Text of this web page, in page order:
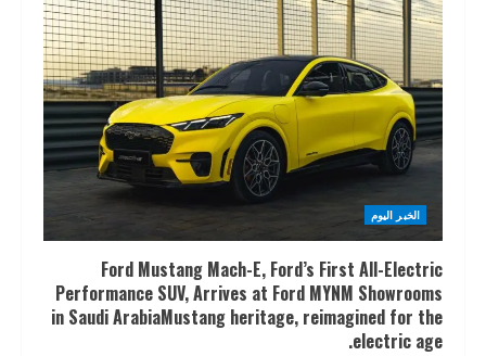
الخبر اليوم
Ford Mustang Mach-E, Ford’s First All-Electric
Performance SUV, Arrives at Ford MYNM Showrooms
in Saudi ArabiaMustang heritage, reimagined for the
electric age.